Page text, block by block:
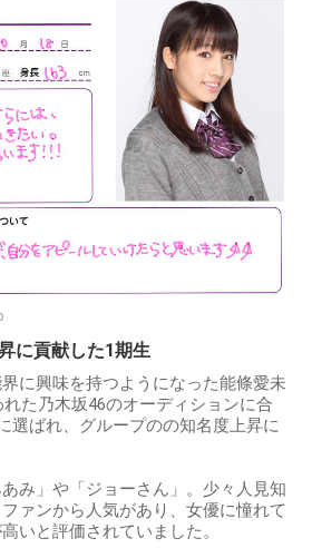
に貢献した1期生
に興味を持つようになった能條愛未
た乃木坂46のオーディションに合
選ばれ、グループのの知名度上昇に
み」や「ジョーさん」。少々人見知
ァンから人気があり、女優に憧れて
いと評価されていました。